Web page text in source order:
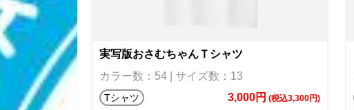
実写版おさむちゃんＴシャツ
カラー数：54 | サイズ数：13
Tシャツ 3,000円 (税込3,300円)